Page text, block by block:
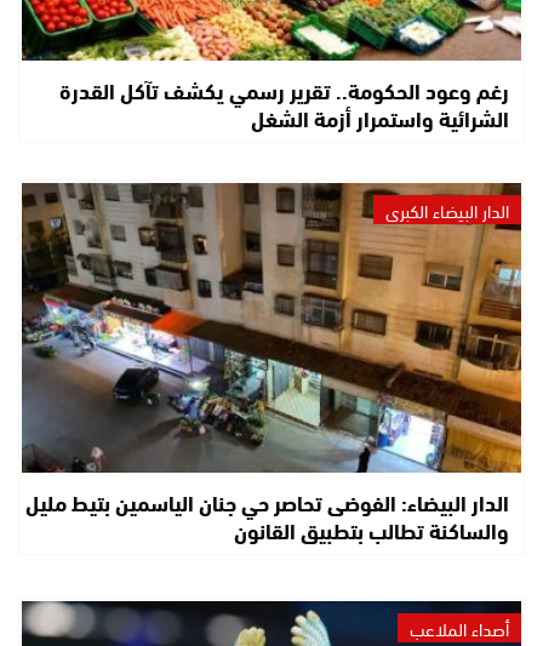
رغم وعود الحكومة.. تقرير رسمي يكشف تآكل القدرة
الشرائية واستمرار أزمة الشغل
الدار البيضاء الكبرى
الدار البيضاء: الفوضى تحاصر حي جنان الياسمين بتيط مليل
والساكنة تطالب بتطبيق القانون
أصداء الملاعب